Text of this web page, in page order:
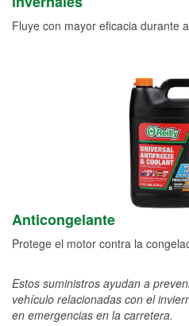
Fluye con mayor eficacia durante
Anticongelante
Protege el motor contra la
Estos suministros ayudan a
vehículo relacionadas con el
en emergencias en la carretera.